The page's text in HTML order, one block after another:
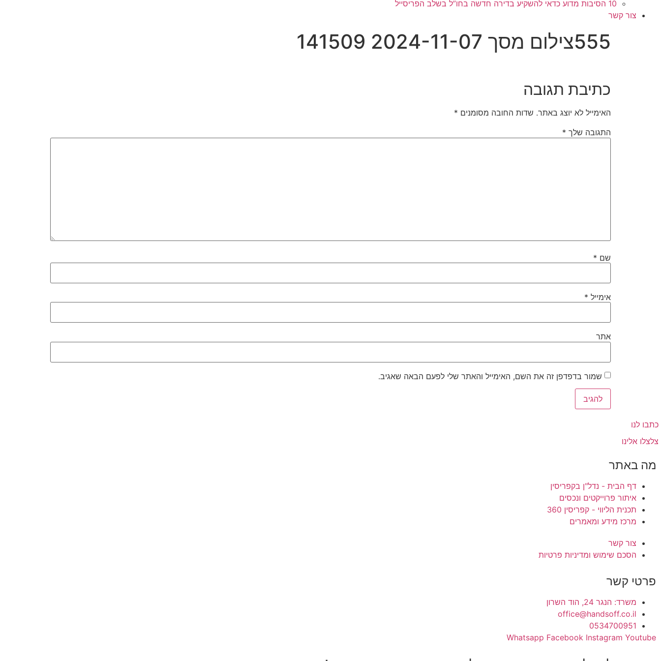
10 הסיבות מדוע כדאי להשקיע בדירה חדשה בחו”ל בשלב הפריסייל
צור קשר
555צילום מסך 2024-11-07 141509
כתיבת תגובה
האימייל לא יוצג באתר. שדות החובה מסומנים *
התגובה שלך *
שם *
אימייל *
אתר
שמור בדפדפן זה את השם, האימייל והאתר שלי לפעם הבאה שאגיב.
כתבו לנו
צלצלו אלינו
מה באתר
דף הבית - נדל"ן בקפריסין
איתור פרוייקטים ונכסים
תכנית הליווי - קפריסין 360
מרכז מידע ומאמרים
צור קשר
הסכם שימוש ומדיניות פרטיות
פרטי קשר
משרד: הנגר 24, הוד השרון
office@handsoff.co.il
0534700951
Whatsapp Facebook Instagram Youtube